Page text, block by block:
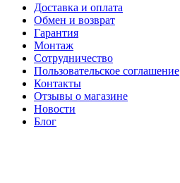
Доставка и оплата
Обмен и возврат
Гарантия
Монтаж
Сотрудничество
Пользовательское соглашение
Контакты
Отзывы о магазине
Новости
Блог